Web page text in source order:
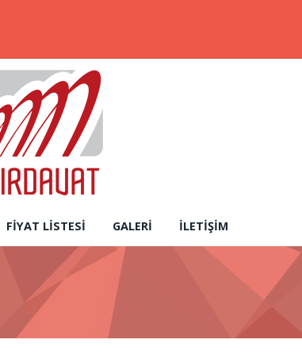
FIYAT LISTESI GALERI İLETIŞIM